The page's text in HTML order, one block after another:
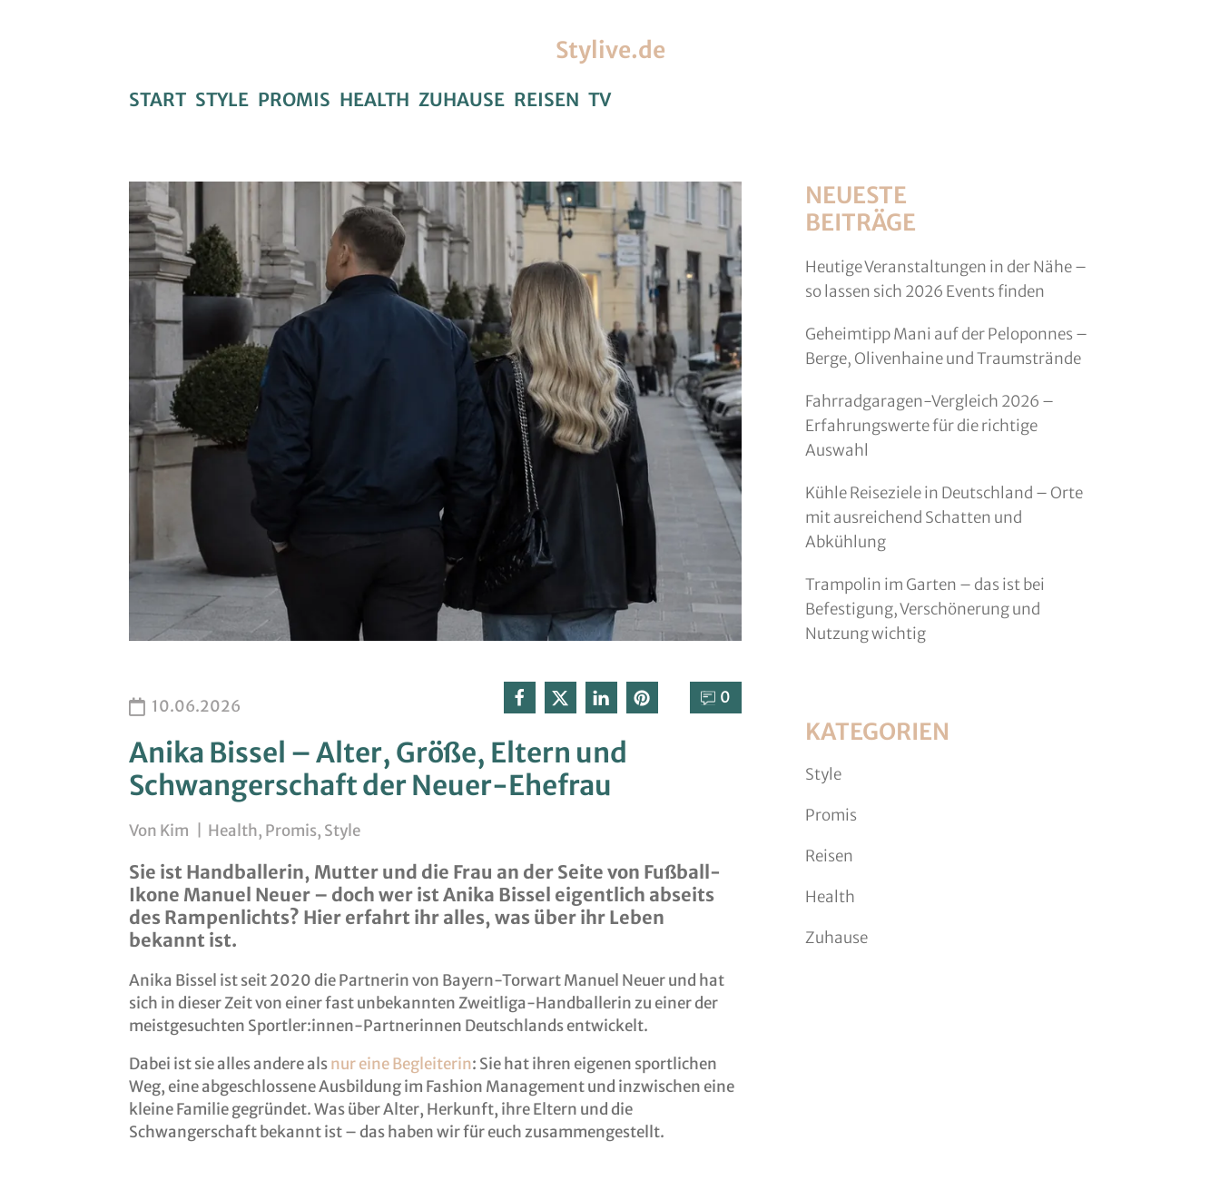
Stylive.de
START STYLE PROMIS HEALTH ZUHAUSE REISEN TV
10.06.2026 0⁣
Anika Bissel – Alter, Größe, Eltern und
Schwangerschaft der Neuer-Ehefrau
Von Kim Health, Promis, Style
Sie ist Handballerin, Mutter und die Frau an der Seite von Fußball-
Ikone Manuel Neuer – doch wer ist Anika Bissel eigentlich abseits
des Rampenlichts? Hier erfahrt ihr alles, was über ihr Leben
bekannt ist.
Anika Bissel ist seit 2020 die Partnerin von Bayern-Torwart Manuel Neuer und hat
sich in dieser Zeit von einer fast unbekannten Zweitliga-Handballerin zu einer der
meistgesuchten Sportler:innen-Partnerinnen Deutschlands entwickelt.
Dabei ist sie alles andere alsnur eine Begleiterin: Sie hat ihren eigenen sportlichen
Weg, eine abgeschlossene Ausbildung im Fashion Management und inzwischen eine
kleine Familie gegründet. Was über Alter, Herkunft, ihre Eltern und die
Schwangerschaft bekannt ist – das haben wir für euch zusammengestellt.
NEUESTE
BEITRÄGE
Heutige Veranstaltungen in der Nähe –
so lassen sich 2026 Events finden
Geheimtipp Mani auf der Peloponnes –
Berge, Olivenhaine und Traumstrände
Fahrradgaragen-Vergleich 2026 –
Erfahrungswerte für die richtige
Auswahl
Kühle Reiseziele in Deutschland – Orte
mit ausreichend Schatten und
Abkühlung
Trampolin im Garten – das ist bei
Befestigung, Verschönerung und
Nutzung wichtig
KATEGORIEN
Style
Promis
Reisen
Health
Zuhause